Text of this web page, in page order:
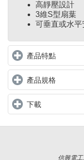
高靜壓設計
3維S型扇葉
可垂直或水平
產品特點click to
產品規格
下載click to
信興電